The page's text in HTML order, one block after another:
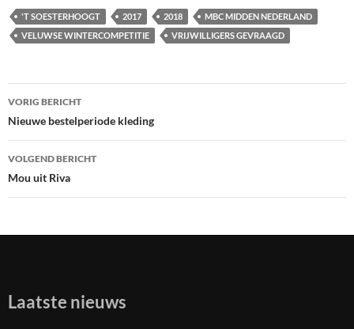
'T SOESTERHOOGT 2017 2018
MBC MIDDEN NEDERLAND
VELUWSE WINTERCOMPETITIE
VRIJWILLIGERS GEVRAAGD
Bericht
navigatie
VORIG BERICHT
Nieuwe bestelperiode kleding
VOLGEND BERICHT
Mou uit Riva
Laatste nieuws